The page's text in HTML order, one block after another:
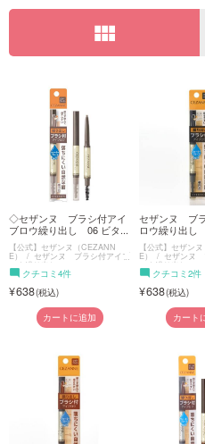
view_module
◇セザンヌ ブラシ付アイ
ブロウ繰り出し 06 ビタ...
【公式】セザンヌ（CEZANN
E） セザンヌ ブラシ付アイブ
ロウ繰り出し
クチコミ4件
638
カートに追加
セザンヌ ブ
ロウ繰り出
【公式】セザン
E） セザンヌ
ロウ繰り出し
クチコミ2件
638
カート